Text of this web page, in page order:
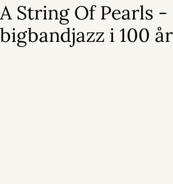
A String Of Pearls -
bigbandjazz i 100 år